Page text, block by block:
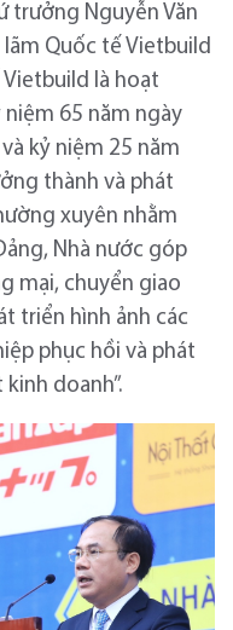
trưởng Nguyễn Văn
lãm Quốc tế Vietbuild
Vietbuild là hoạt
65 năm ngày
kỷ niệm 25 năm
thành và phát
xuyên nhằm
Nhà nước góp
mại, chuyển giao
triển hình ảnh các
phục hồi và phát
doanh”.